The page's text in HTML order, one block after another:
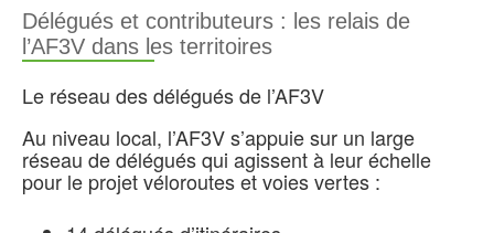
Délégués et contributeurs : les relais de
l’AF3V dans les territoires
Le réseau des délégués de l’AF3V
Au niveau local, l’AF3V s’appuie sur un large
réseau de délégués qui agissent à leur échelle
pour le projet véloroutes et voies vertes :